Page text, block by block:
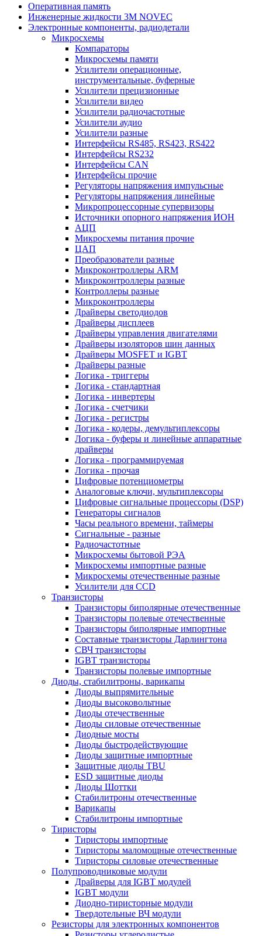
Оперативная память
Инженерные жидкости 3M NOVEC
Электронные компоненты, радиодетали
Микросхемы
Компараторы
Микросхемы памяти
Усилители операционные,
инструментальные, буферные
Усилители прецизионные
Усилители видео
Усилители радиочастотные
Усилители аудио
Усилители разные
Интерфейсы RS485, RS423, RS422
Интерфейсы RS232
Интерфейсы CAN
Интерфейсы прочие
Регуляторы напряжения импульсные
Регуляторы напряжения линейные
Микропроцессорные супервизоры
Источники опорного напряжения ИОН
АЦП
Микросхемы питания прочие
ЦАП
Преобразователи разные
Микроконтроллеры ARM
Микроконтроллеры разные
Контроллеры разные
Микроконтроллеры
Драйверы светодиодов
Драйверы дисплеев
Драйверы управления двигателями
Драйверы изоляторов шин данных
Драйверы MOSFET и IGBT
Драйверы разные
Логика - триггеры
Логика - стандартная
Логика - инвертеры
Логика - счетчики
Логика - регистры
Логика - кодеры, демультиплексоры
Логика - буферы и линейные аппаратные
драйверы
Логика - программируемая
Логика - прочая
Цифровые потенциометры
Аналоговые ключи, мультиплексоры
Цифровые сигнальные процессоры (DSP)
Генераторы сигналов
Часы реального времени, таймеры
Сигнальные - разные
Радиочастотные
Микросхемы бытовой РЭА
Микросхемы импортные разные
Микросхемы отечественные разные
Усилители для CCD
Транзисторы
Транзисторы биполярные отечественные
Транзисторы полевые отечественные
Транзисторы биполярные импортные
Составные транзисторы Дарлингтона
СВЧ транзисторы
IGBT транзисторы
Транзисторы полевые импортные
Диоды, стабилитроны, варикапы
Диоды выпрямительные
Диоды высоковольтные
Диоды отечественные
Диоды силовые отечественные
Диодные мосты
Диоды быстродействующие
Диоды защитные импортные
Защитные диоды TBU
ESD защитные диоды
Диоды Шоттки
Стабилитроны отечественные
Варикапы
Стабилитроны импортные
Тиристоры
Тиристоры импортные
Тиристоры маломощные отечественные
Тиристоры силовые отечественные
Полупроводниковые модули
Драйверы для IGBT модулей
IGBT модули
Диодно-тиристорные модули
Твердотельные ВЧ модули
Резисторы для электронных компонентов